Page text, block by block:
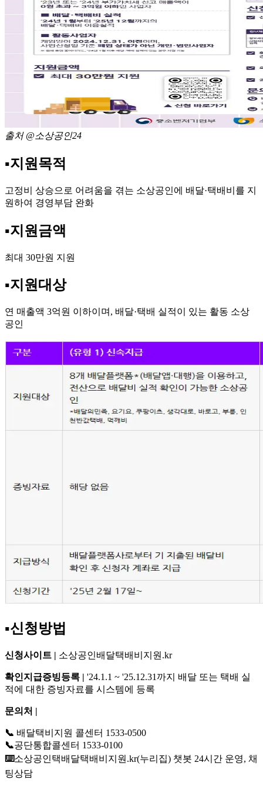
출처 @소상공인24
▪️지원목적
고정비 상승으로 어려움을 겪는 소상공인에 배달·택배비를 지
원하여 경영부담 완화
▪️지원금액
최대 30만원 지원
▪️지원대상
연 매출액 3억원 이하이며, 배달·택배 실적이 있는 활동 소상
공인
▪️신청방법
신청사이트 | 소상공인배달택배비지원.kr
확인지급증빙등록 | '24.1.1 ~ '25.12.31까지 배달 또는 택배 실
적에 대한 증빙자료를 시스템에 등록
문의처 |
📞 배달택비지원 콜센터 1533-0500
📞공단통합콜센터 1533-0100
⌨️소상공인택배달택배비지원.kr(누리집) 챗봇 24시간 운영, 채
팅상담